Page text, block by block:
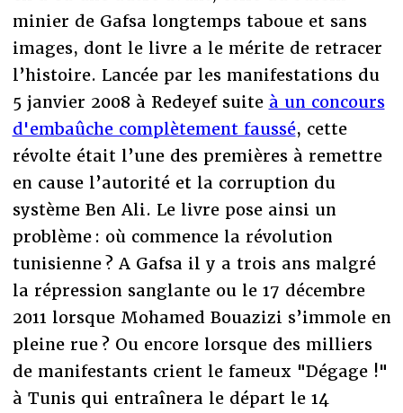
minier de Gafsa longtemps taboue et sans
images, dont le livre a le mérite de retracer
l’histoire. Lancée par les manifestations du
5 janvier 2008 à Redeyef suite à un concours
d'embaûche complètement faussé, cette
révolte était l’une des premières à remettre
en cause l’autorité et la corruption du
système Ben Ali. Le livre pose ainsi un
problème : où commence la révolution
tunisienne ? A Gafsa il y a trois ans malgré
la répression sanglante ou le 17 décembre
2011 lorsque Mohamed Bouazizi s’immole en
pleine rue ? Ou encore lorsque des milliers
de manifestants crient le fameux "Dégage !"
à Tunis qui entraînera le départ le 14